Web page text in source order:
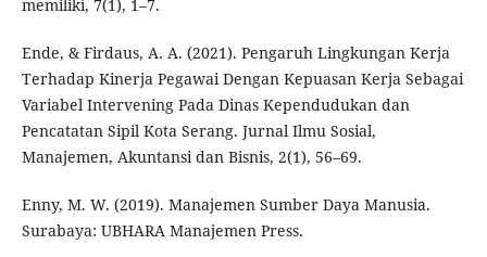
memiliki, 7(1), 1–7.
Ende, & Firdaus, A. A. (2021). Pengaruh Lingkungan Kerja
Terhadap Kinerja Pegawai Dengan Kepuasan Kerja Sebagai
Variabel Intervening Pada Dinas Kependudukan dan
Pencatatan Sipil Kota Serang. Jurnal Ilmu Sosial,
Manajemen, Akuntansi dan Bisnis, 2(1), 56–69.
Enny, M. W. (2019). Manajemen Sumber Daya Manusia.
Surabaya: UBHARA Manajemen Press.